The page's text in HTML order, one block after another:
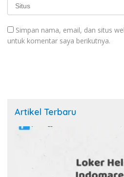
Simpan nama, email, dan situs
untuk komentar saya berikutnya.
Artikel Terbaru